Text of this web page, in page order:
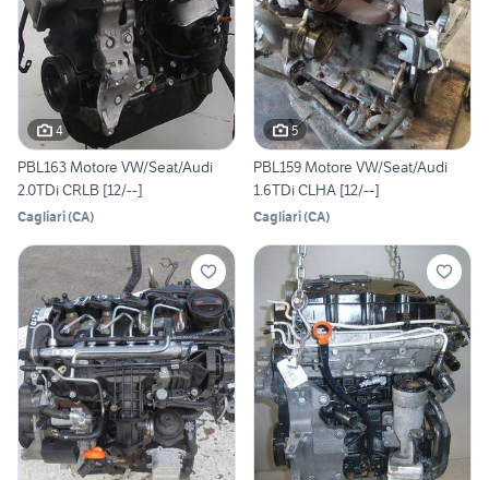
4
PBL163 Motore VW/Seat/Audi
2.0TDi CRLB [12/--]
Cagliari(CA)
5
PBL159 Motore VW/Seat/Audi
1.6TDi CLHA [12/--]
Cagliari(CA)